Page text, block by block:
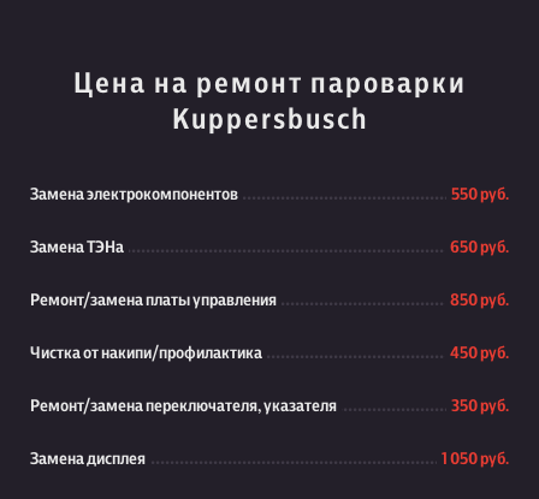
Цена на ремонт пароварки
Kuppersbusch
Замена электрокомпонентов 550 руб.
Замена ТЭНа 650 руб.
Ремонт/замена платы управления 850 руб.
Чистка от накипи/профилактика 450 руб.
Ремонт/замена переключателя, указателя 350 руб.
Замена дисплея 1 050 руб.